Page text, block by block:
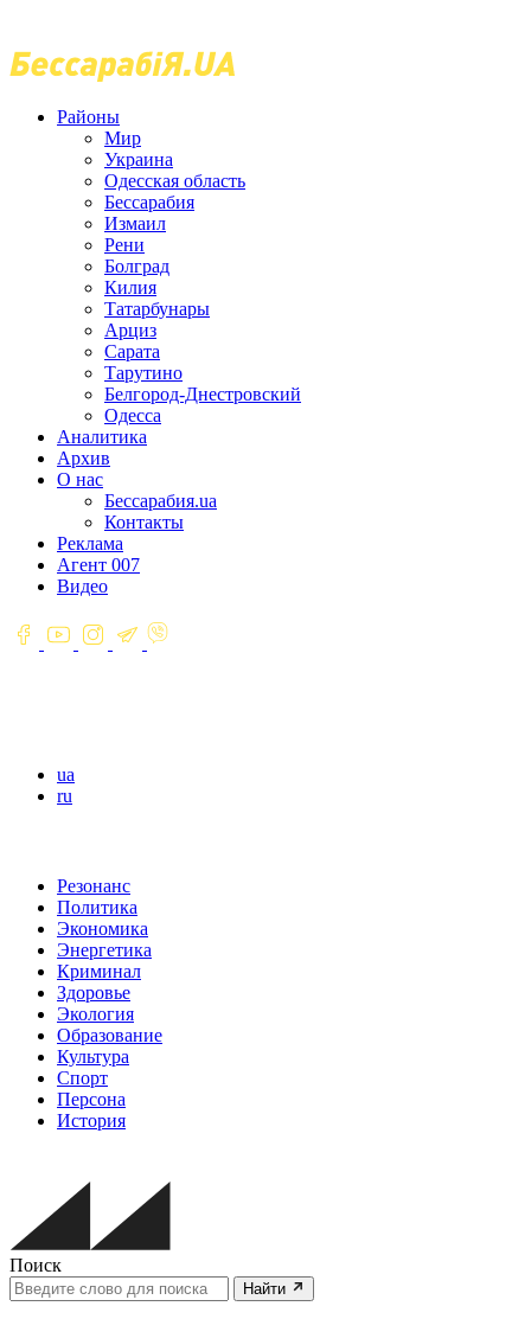
Районы
Мир
Украина
Одесская область
Бессарабия
Измаил
Рени
Болград
Килия
Татарбунары
Арциз
Сарата
Тарутино
Белгород-Днестровский
Одесса
Аналитика
Архив
О нас
Бессарабия.ua
Контакты
Реклама
Агент 007
Видео
ua
ru
Резонанс
Политика
Экономика
Энергетика
Криминал
Здоровье
Экология
Образование
Культура
Спорт
Персона
История
Поиск
Найти